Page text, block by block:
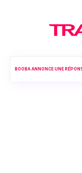
BOOBA ANNONCE UNE